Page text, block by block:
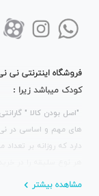
فروشگاه اینترنتی نی
کودک میباشد زیرا :
"اصل بودن کالا "
های مهم و اساسی در
دارد که روزانه بر
مشاهده بیشتر